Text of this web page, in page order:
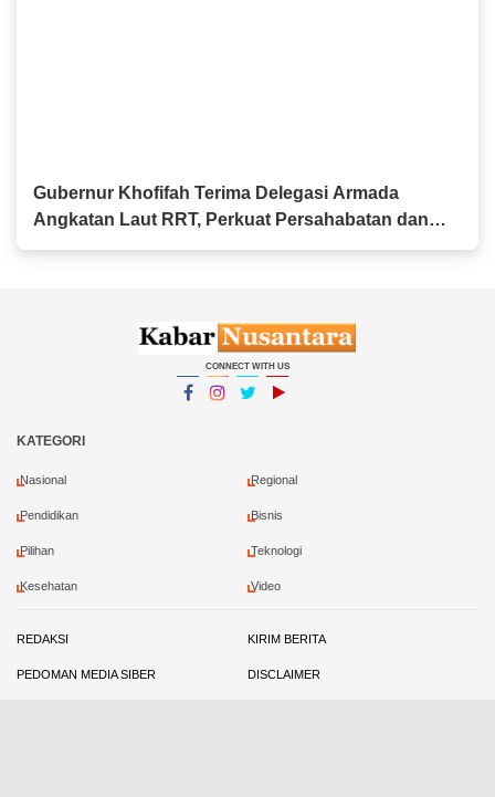
Gubernur Khofifah Terima Delegasi Armada
Angkatan Laut RRT, Perkuat Persahabatan dan
Kerja Sama Industri Perkapalan
CONNECT WITH US
KATEGORI
Nasional Regional
Pendidikan Bisnis
Pilihan Teknologi
Kesehatan Video
REDAKSI KIRIM BERITA
PEDOMAN MEDIA SIBER DISCLAIMER